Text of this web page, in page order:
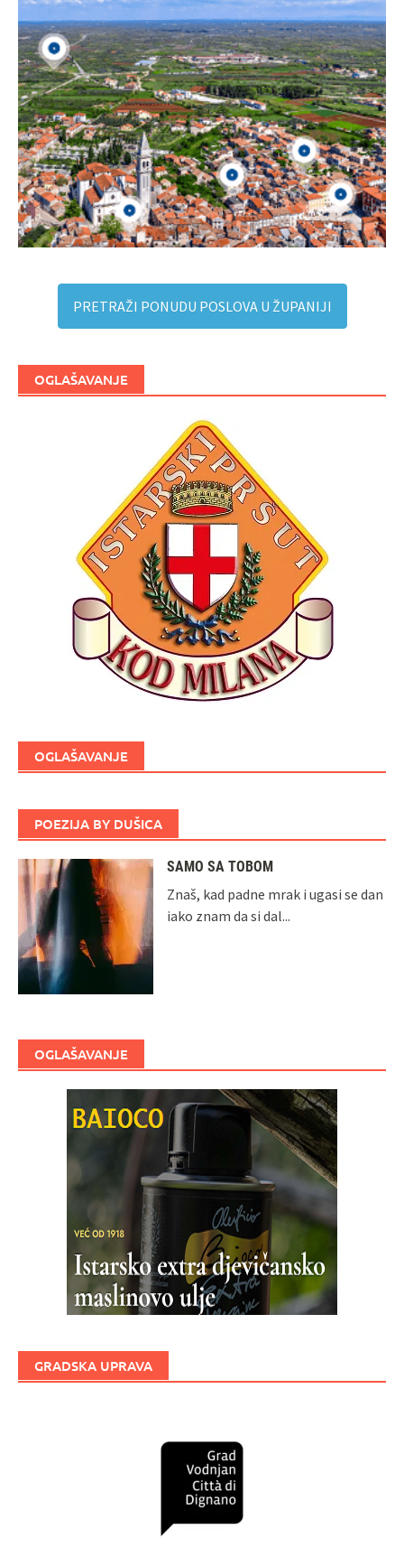
PRETRAŽI PONUDU POSLOVA U ŽUPANIJI
OGLAŠAVANJE
OGLAŠAVANJE
POEZIJA BY DUŠICA
SAMO SA TOBOM
Znaš, kad padne mrak i ugasi se dan
iako znam da si dal...
OGLAŠAVANJE
GRADSKA UPRAVA